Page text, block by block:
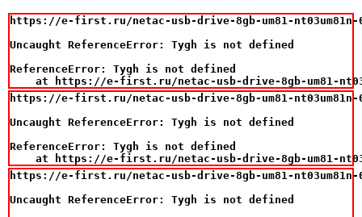
https://e-first.ru/netac-usb-drive-8gb-um81-nt03um81n-
Uncaught ReferenceError: Tygh is not defined
ReferenceError: Tygh is not defined
at https://e-first.ru/netac-usb-drive-8gb-um81-
https://e-first.ru/netac-usb-drive-8gb-um81-nt03um81n-
Uncaught ReferenceError: Tygh is not defined
ReferenceError: Tygh is not defined
at https://e-first.ru/netac-usb-drive-8gb-um81-
https://e-first.ru/netac-usb-drive-8gb-um81-nt03um81n-
Uncaught ReferenceError: Tygh is not defined